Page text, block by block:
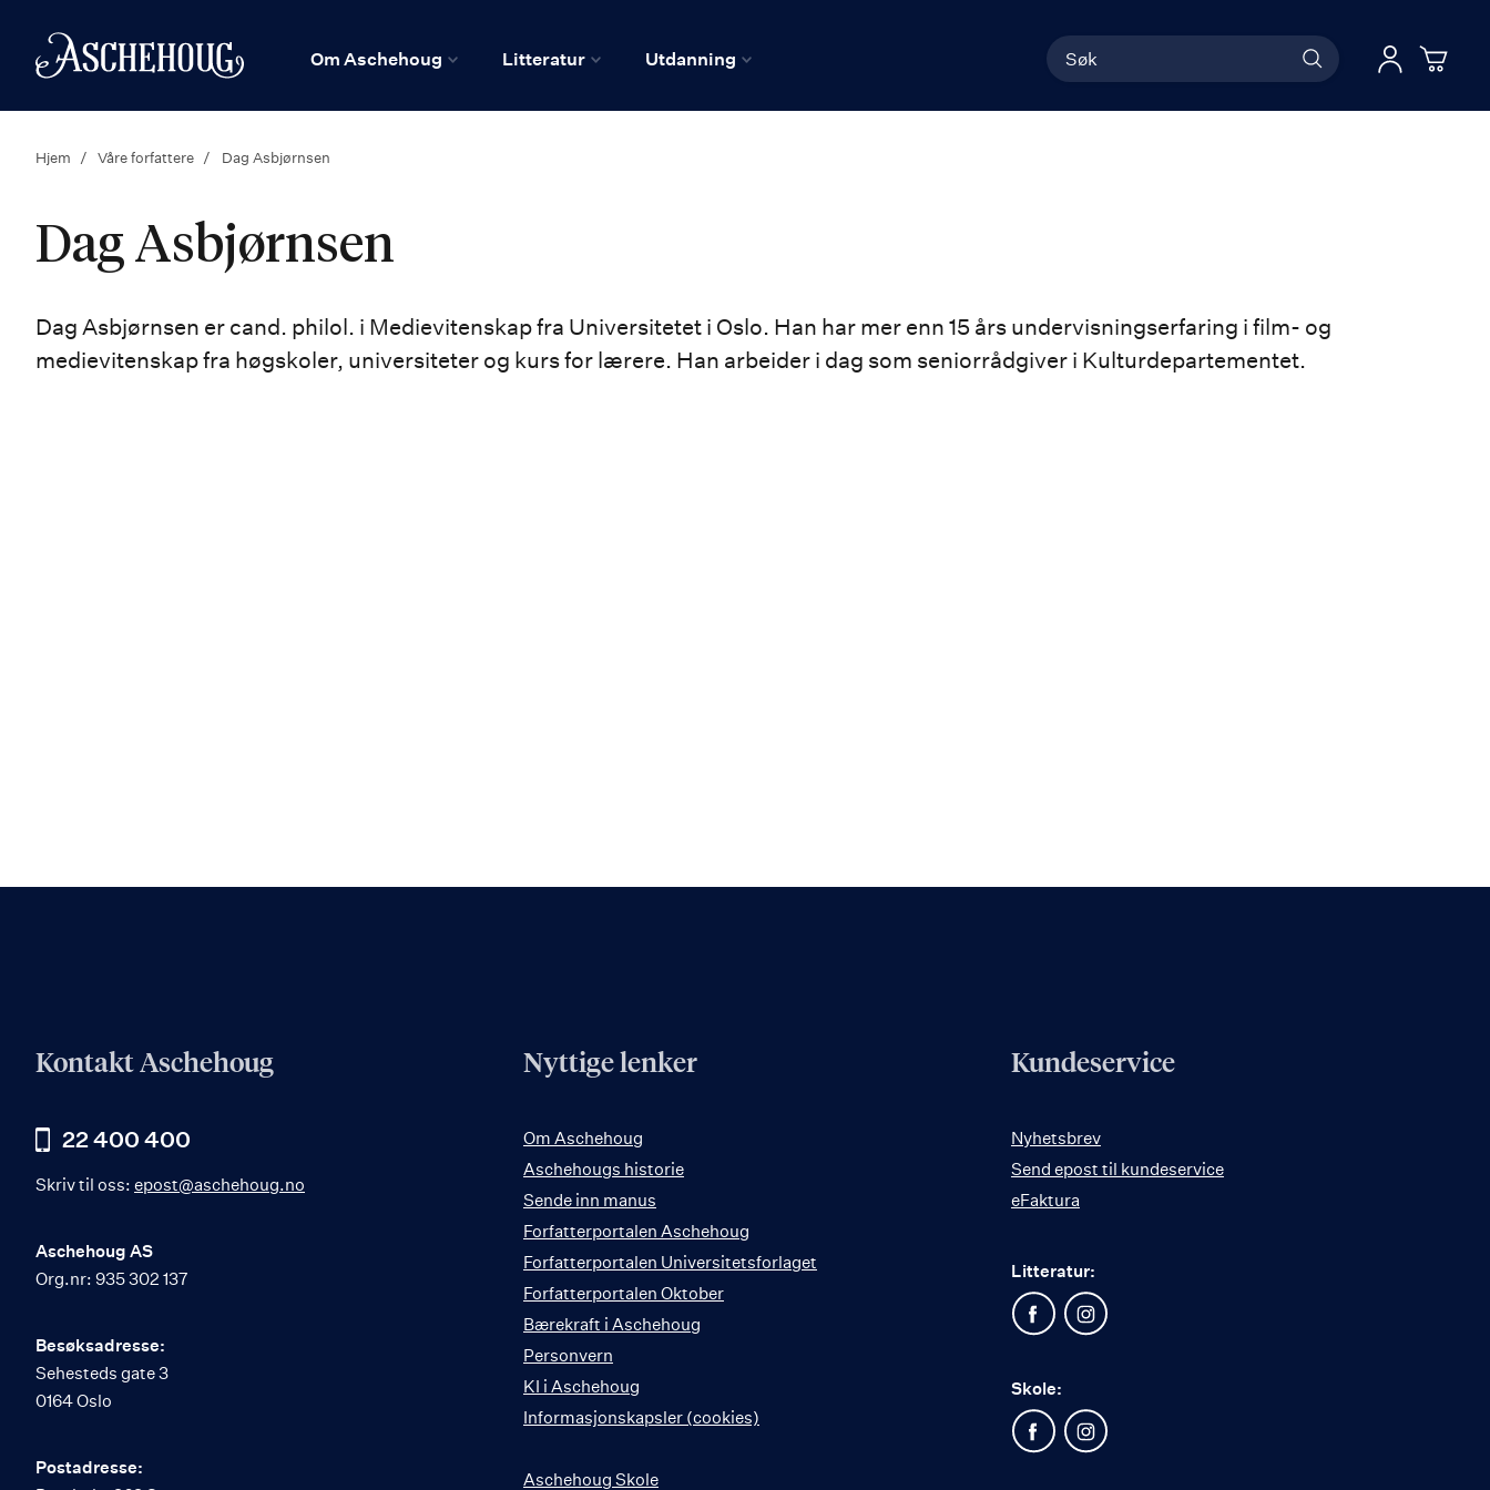
Hjem
Om Aschehoug Litteratur Utdanning
Søk Logg
Hjem Våre forfattere Dag Asbjørnsen
Dag Asbjørnsen
Dag Asbjørnsen er cand. philol. i Medievitenskap fra Universitetet i Oslo. Han har mer enn 15 års undervisningserfaring i film- og
medievitenskap fra høgskoler, universiteter og kurs for lærere. Han arbeider i dag som seniorrådgiver i Kulturdepartementet.
Kontakt Aschehoug
22 400 400
Skriv til oss: epost@aschehoug.no
Aschehoug AS
Org.nr: 935 302 137
Besøksadresse:
Sehesteds gate 3
0164 Oslo
Postadresse:
Nyttige lenker
Om Aschehoug
Aschehougs historie
Sende inn manus
Forfatterportalen Aschehoug
Forfatterportalen Universitetsforlaget
Forfatterportalen Oktober
Bærekraft i Aschehoug
Personvern
KI i Aschehoug
Informasjonskapsler (cookies)
Aschehoug Skole
Kundeservice
Nyhetsbrev
Send epost til kundeservice
eFaktura
Litteratur:
Skole: